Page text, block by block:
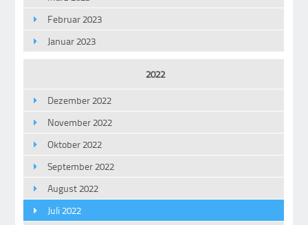
Februar 2023
Januar 2023
2022
Dezember 2022
November 2022
Oktober 2022
September 2022
August 2022
Juli 2022